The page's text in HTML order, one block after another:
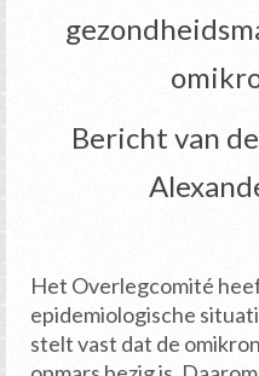
Bericht van
Het Overlegcomité
epidemiologische
stelt vast dat de